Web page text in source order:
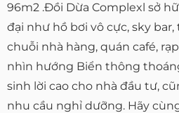
96m2 .Đồi Dừa Complexl sở
đại như hồ bơi vô cực, sky
chuỗi nhà hàng, quán café,
nhìn hướng Biển thông
sinh lời cao cho nhà đầu tư,
nhu cầu nghỉ dưỡng. Hãy